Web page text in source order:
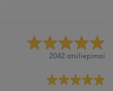
2042 atsiliepimai